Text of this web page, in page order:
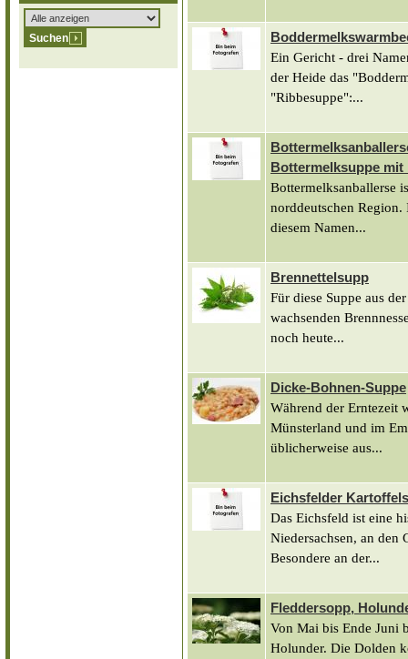
Ein Gericht - drei
der Heide das
"Ribbesuppe":...
Bottermelksuppe mit
Bottermelksanballerse
norddeutschen
diesem Namen...
Brennettelsupp
Für diese Suppe aus
wachsenden
noch heute...
Dicke-Bohnen-Suppe
Während der Erntezeit
Münsterland und im
üblicherweise aus...
Eichsfelder
Das Eichsfeld ist eine
Niedersachsen, an den
Besondere an der...
Fleddersopp,
Von Mai bis Ende Juni
Holunder. Die Dolden